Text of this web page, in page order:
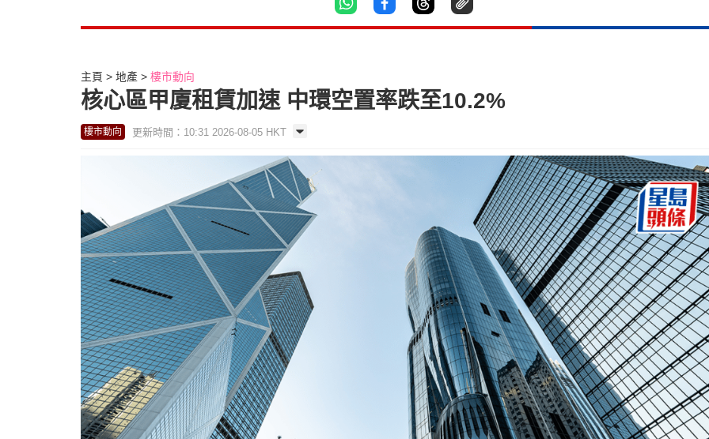
主頁 地產 樓市動向
核心區甲廈租賃加速 中環空置率跌至10.2%
樓市動向 更新時間：10:31 2026-08-05 HKT